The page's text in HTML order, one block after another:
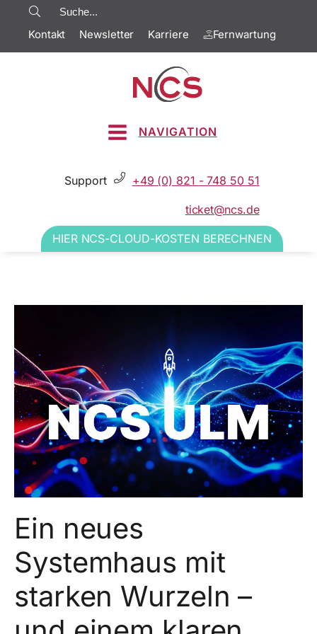
Kontakt Newsletter Karriere Fernwartung
NAVIGATION
Support +49 (0) 821 - 748 50 51
ticket@ncs.de
HIER NCS-CLOUD-KOSTEN BERECHNEN
Ein neues
Systemhaus mit
starken Wurzeln –